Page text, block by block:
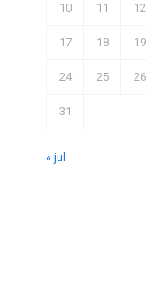
10 11 12
17 18 19
24 25 26
31
« jul